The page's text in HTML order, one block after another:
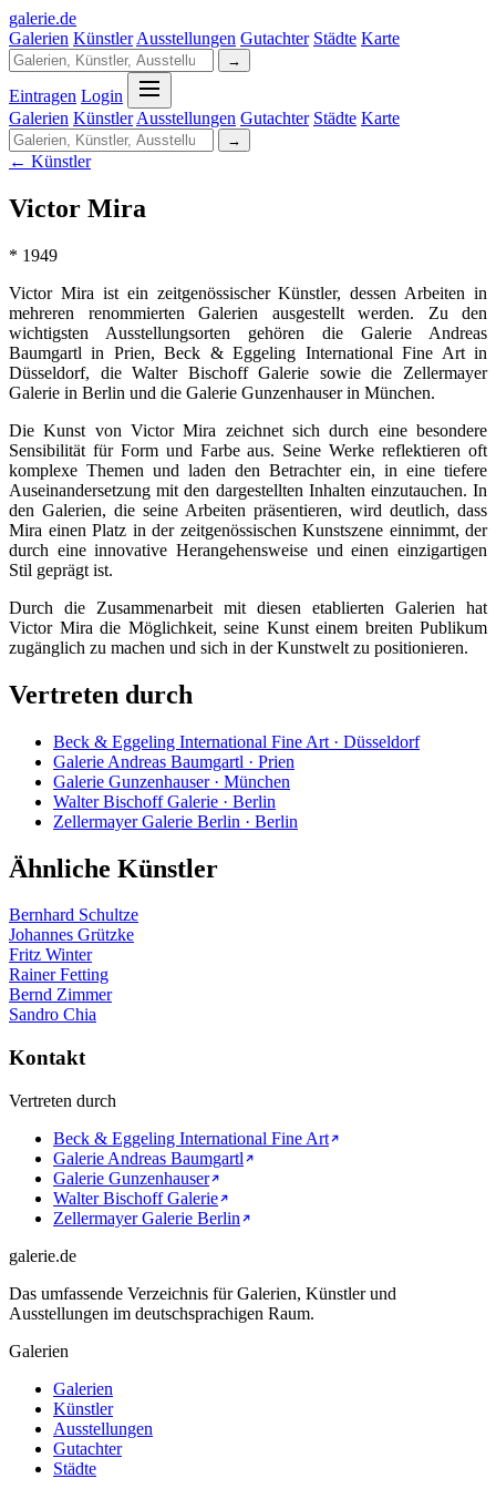
galerie.de
Galerien Künstler Ausstellungen Gutachter Städte Karte
→
Eintragen Login
Galerien Künstler Ausstellungen Gutachter Städte Karte
→
← Künstler
Victor Mira
* 1949
Victor Mira ist ein zeitgenössischer Künstler, dessen Arbeiten in
mehreren renommierten Galerien ausgestellt werden. Zu den
wichtigsten Ausstellungsorten gehören die Galerie Andreas
Baumgartl in Prien, Beck & Eggeling International Fine Art in
Düsseldorf, die Walter Bischoff Galerie sowie die Zellermayer
Galerie in Berlin und die Galerie Gunzenhauser in München.
Die Kunst von Victor Mira zeichnet sich durch eine besondere
Sensibilität für Form und Farbe aus. Seine Werke reflektieren oft
komplexe Themen und laden den Betrachter ein, in eine tiefere
Auseinandersetzung mit den dargestellten Inhalten einzutauchen. In
den Galerien, die seine Arbeiten präsentieren, wird deutlich, dass
Mira einen Platz in der zeitgenössischen Kunstszene einnimmt, der
durch eine innovative Herangehensweise und einen einzigartigen
Stil geprägt ist.
Durch die Zusammenarbeit mit diesen etablierten Galerien hat
Victor Mira die Möglichkeit, seine Kunst einem breiten Publikum
zugänglich zu machen und sich in der Kunstwelt zu positionieren.
Vertreten durch
Beck & Eggeling International Fine Art · Düsseldorf
Galerie Andreas Baumgartl · Prien
Galerie Gunzenhauser · München
Walter Bischoff Galerie · Berlin
Zellermayer Galerie Berlin · Berlin
Ähnliche Künstler
Bernhard Schultze
Johannes Grützke
Fritz Winter
Rainer Fetting
Bernd Zimmer
Sandro Chia
Kontakt
Vertreten durch
Beck & Eggeling International Fine Art
Galerie Andreas Baumgartl
Galerie Gunzenhauser
Walter Bischoff Galerie
Zellermayer Galerie Berlin
galerie.de
Das umfassende Verzeichnis für Galerien, Künstler und
Ausstellungen im deutschsprachigen Raum.
Galerien
Galerien
Künstler
Ausstellungen
Gutachter
Städte